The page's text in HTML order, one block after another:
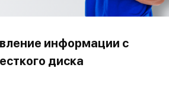
информации с
диска